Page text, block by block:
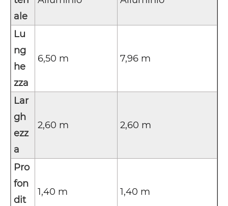
ale
Lu
ng
he
zza
6,50 m 7,96 m
Lar
gh
ezz
a
2,60 m 2,60 m
Pro
fon
dit
1,40 m 1,40 m